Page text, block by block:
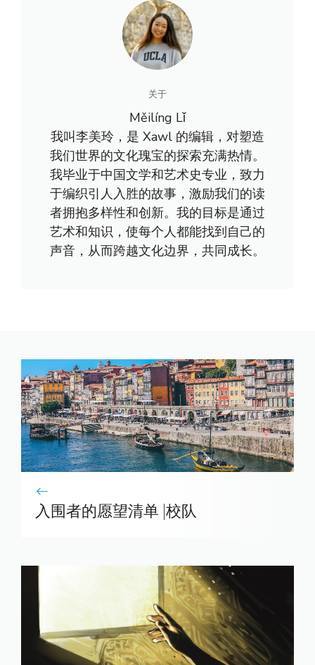
关于
Měilíng Lǐ
我叫李美玲，是 Xawl 的编辑，对塑造
我们世界的文化瑰宝的探索充满热情。
我毕业于中国文学和艺术史专业，致力
于编织引人入胜的故事，激励我们的读
者拥抱多样性和创新。我的目标是通过
艺术和知识，使每个人都能找到自己的
声音，从而跨越文化边界，共同成长。
入围者的愿望清单 |校队